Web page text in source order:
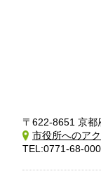
〒622-8651 京
市役所へのア
TEL:0771-68-